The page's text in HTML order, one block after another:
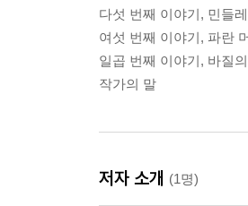
다섯 번째 이야기, 민들
여섯 번째 이야기, 파란
일곱 번째 이야기, 바질
작가의 말
저자 소개 (1명)